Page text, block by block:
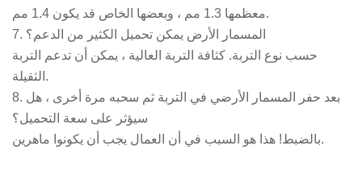
معظمها 1.3 مم ، وبعضها الخاص قد يكون 1.4 مم.
7. المسمار الأرض يمكن تحميل الكثير من الدعم؟
حسب نوع التربة. كثافة التربة العالية ، يمكن أن تدعم التربة
الثقيلة.
8. بعد حفر المسمار الأرضي في التربة ثم سحبه مرة أخرى ، هل
سيؤثر على سعة التحميل؟
بالضبط! هذا هو السبب في أن العمال يجب أن يكونوا ماهرين.